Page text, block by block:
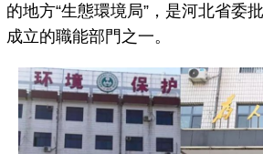
的地方“生態環境局”，是河北省委
成立的職能部門之一。